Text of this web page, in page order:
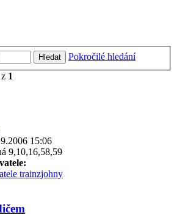
Hledat
Pokročilé hledání
z 1
15:06
9,10,16,58,59
trainzjohny